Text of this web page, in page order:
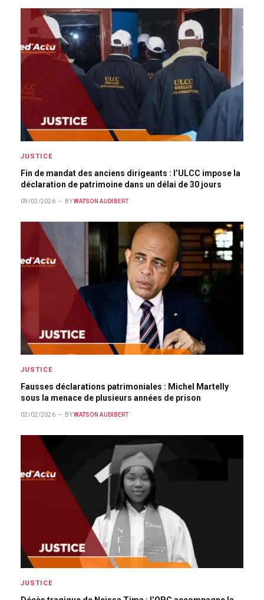
JUSTICE
Fin de mandat des anciens dirigeants : l’ULCC impose la
déclaration de patrimoine dans un délai de 30 jours
09/02/2026 BY WATSON AUDIBERT
JUSTICE
Fausses déclarations patrimoniales : Michel Martelly
sous la menace de plusieurs années de prison
02/02/2026 BY WATSON AUDIBERT
JUSTICE